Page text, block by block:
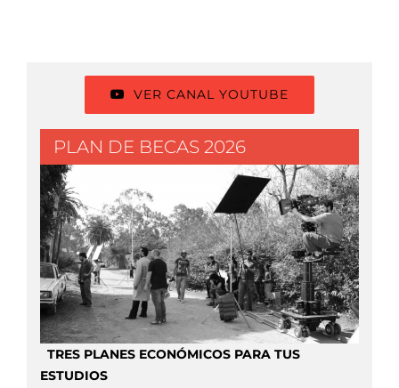
VER CANAL YOUTUBE
PLAN DE BECAS 2026
TRES PLANES ECONÓMICOS PARA TUS
ESTUDIOS